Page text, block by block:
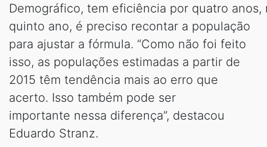
Demográfico, tem eficiência por quatro anos,
quinto ano, é preciso recontar a população
para ajustar a fórmula. “Como não foi feito
isso, as populações estimadas a partir de
2015 têm tendência mais ao erro que
acerto. Isso também pode ser
importante nessa diferença”, destacou
Eduardo Stranz.